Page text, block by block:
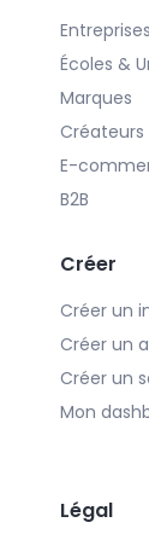
Entreprises
Écoles &
Marques
Créateurs
E-
B2B
Créer
Créer un
Créer un
Créer un
Mon
Légal